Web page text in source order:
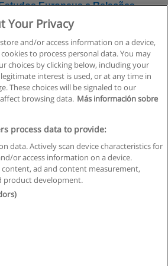
Europeus e Relações
Solicite informação
Regras de uso
Privacidade de dados
em contato com Educaedu
Business S.L. - CIF : B-95610580: -
Your Privacy
and/or access information on a device,
to process personal data. You may
choices by clicking below, including your
interest is used, or at any time in
These choices will be signaled to our
browsing data. Más información sobre
process data to provide:
data. Actively scan device characteristics for
or access information on a device.
content, ad and content measurement,
product development.